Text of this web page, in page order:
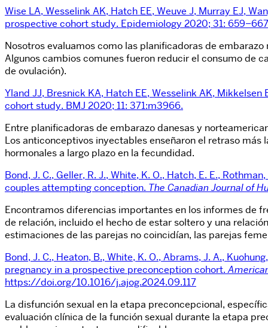
Wise LA, Wesselink AK, Hatch EE, Weuve J, Murray EJ,
prospective cohort study. Epidemiology 2020; 31:
Nosotros evaluamos como las planificadoras de
Algunos cambios comunes fueron reducir el consumo de
de ovulación).
Yland JJ, Bresnick KA, Hatch EE, Wesselink AK,
cohort study. BMJ 2020; 11: 371:m3966.
Entre planificadoras de embarazo danesas y
Los anticonceptivos inyectables enseñaron el retraso
hormonales a largo plazo en la fecundidad.
Bond, J. C., Geller, R. J., White, K. O., Hatch, E. E.,
couples attempting conception. The Canadian Journal of
Encontramos diferencias importantes en los informes de
de relación, incluido el hecho de estar soltero y una
estimaciones de las parejas no coincidían, las parejas
Bond, J. C., Heaton, B., White, K. O., Abrams, J. A.,
pregnancy in a prospective preconception cohort.
https://doi.org/10.1016/j.ajog.2024.09.117
La disfunción sexual en la etapa preconcepcional,
evaluación clínica de la función sexual durante la etapa